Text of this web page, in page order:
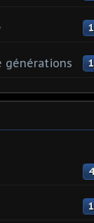
1
générations 1
4
1